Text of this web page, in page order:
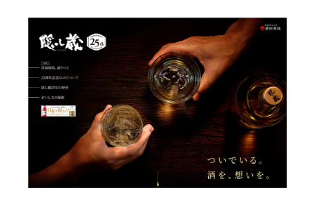
健康・医療・福祉・病院・歯医者・製薬・薬品
金融・銀行・投資・保険・M&A・商社
金融・銀行・投資・保険・M&A・商社
起業・事業支援・ボランティア・NPO
起業・事業支援・ボランティア・NPO
教育・スクール・保育・幼稚園・小中高・大学・専門学
教育・スクール・保育・幼稚園・小中高・大学・専門学
173
システム開発・IT・決済・アプリ・ソフトウェア
システム開発・IT・決済・アプリ・ソフトウェア
テクノロジー・AI・人工知能・スマートホーム・オンラ